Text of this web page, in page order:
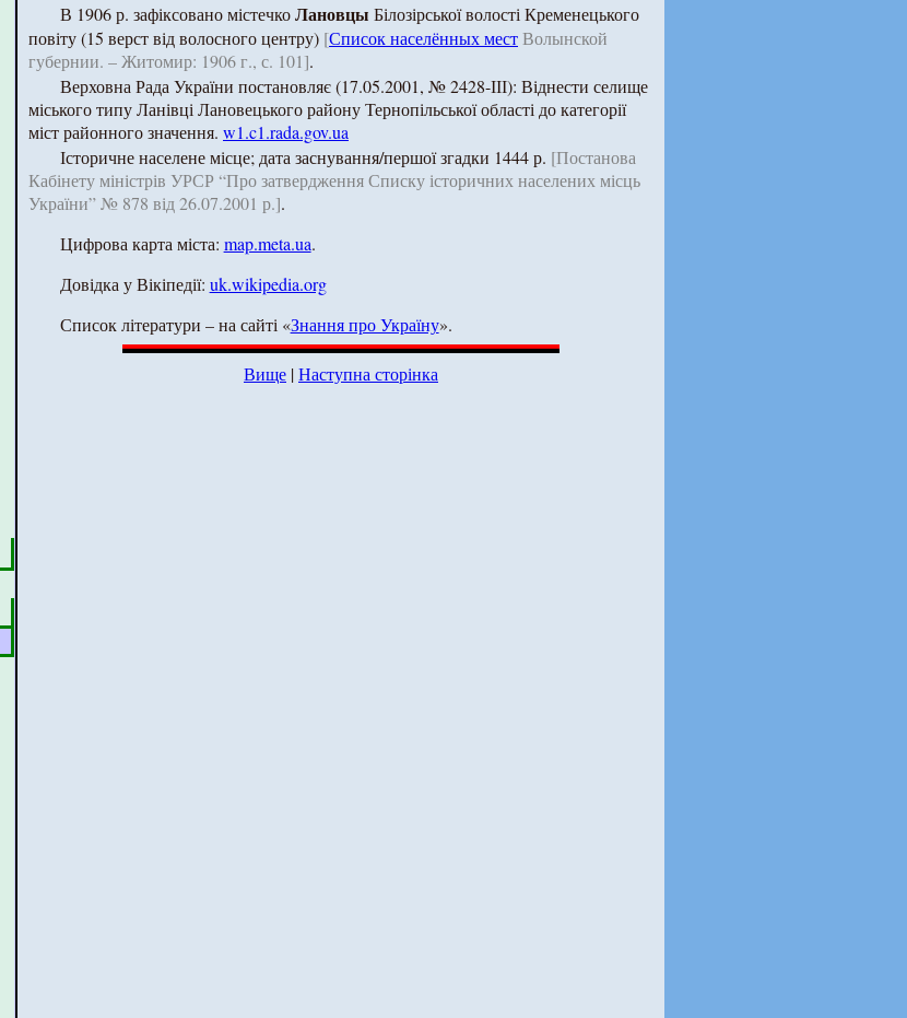
В 1906 р. зафіксовано містечкоЛановцы Білозірської волості Кременецького
повіту (15 верст від волосного центру) [Список населённых местВолынской
губернии. – Житомир: 1906 г., с. 101].
Верховна Рада України постановляє (17.05.2001, № 2428-ІІІ): Віднести селище
міського типу Ланівці Лановецького району Тернопільської області до категорії
міст районного значення. w1.c1.rada.gov.ua
Історичне населене місце; дата заснування/першої згадки 1444 р. [Постанова
Кабінету міністрів УРСР “Про затвердження Списку історичних населених місць
України” № 878 від 26.07.2001 р.].
Цифрова карта міста: map.meta.ua.
Довідка у Вікіпедії: uk.wikipedia.org
Список літератури – на сайті «Знання про Україну».
Вище |Наступна сторінка